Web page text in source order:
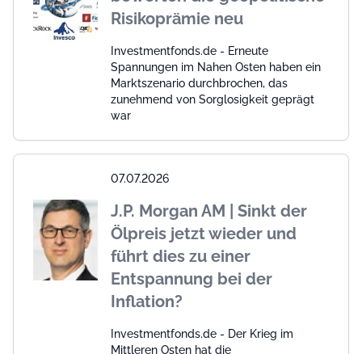
Risikoprämie neu
Investmentfonds.de - Erneute
Spannungen im Nahen Osten haben ein
Marktszenario durchbrochen, das
zunehmend von Sorglosigkeit geprägt
war
07.07.2026
J.P. Morgan AM | Sinkt der
Ölpreis jetzt wieder und
führt dies zu einer
Entspannung bei der
Inflation?
Investmentfonds.de - Der Krieg im
Mittleren Osten hat die